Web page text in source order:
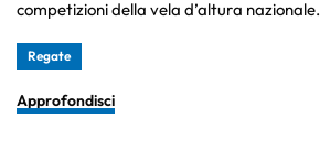
competizioni della vela d’altura nazionale.
Regate
Approfondisci